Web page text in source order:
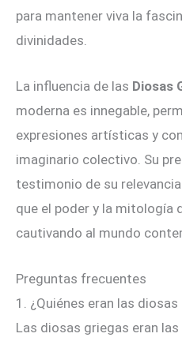
para mantener viva la
divinidades.
La influencia de las Diosas
moderna es innegable,
expresiones artísticas y
imaginario colectivo. Su
testimonio de su
que el poder y la mitología
cautivando al mundo
Preguntas frecuentes
1. ¿Quiénes eran las
Las diosas griegas eran